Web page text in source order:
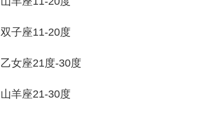
双子座11-20度
乙女座21度-30度
山羊座21-30度